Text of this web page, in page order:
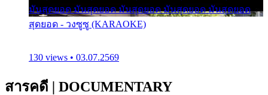
มันสุดยอด มันสุดยอด มันสุดยอด มันสุดยอด มันสุดยอด
สุดยอด - วงซูซู (KARAOKE)
130 views • 03.07.2569
สารคดี | DOCUMENTARY